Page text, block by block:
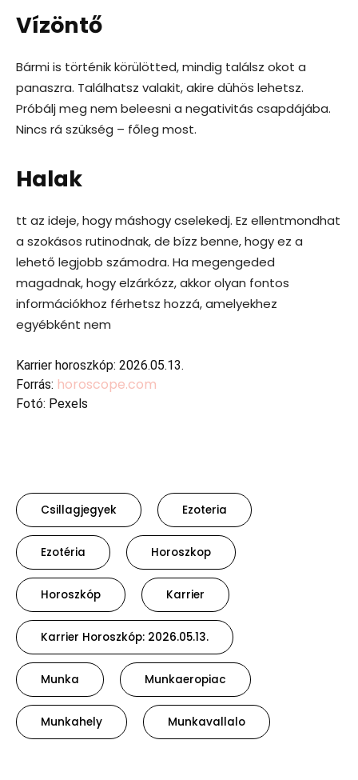
Vízöntő
Bármi is történik körülötted, mindig találsz okot a
panaszra. Találhatsz valakit, akire dühös lehetsz.
Próbálj meg nem beleesni a negativitás csapdájába.
Nincs rá szükség – főleg most.
Halak
tt az ideje, hogy máshogy cselekedj. Ez ellentmondhat
a szokásos rutinodnak, de bízz benne, hogy ez a
lehető legjobb számodra. Ha megengeded
magadnak, hogy elzárkózz, akkor olyan fontos
információkhoz férhetsz hozzá, amelyekhez
egyébként nem
Karrier horoszkóp: 2026.05.13.
Forrás: horoscope.com
Fotó: Pexels
Csillagjegyek Ezoteria
Ezotéria Horoszkop
Horoszkóp Karrier
Karrier Horoszkóp: 2026.05.13.
Munka Munkaeropiac
Munkahely Munkavallalo